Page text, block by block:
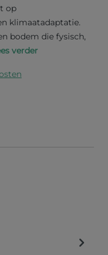
op
klimaatadaptatie.
bodem die fysisch,
verder